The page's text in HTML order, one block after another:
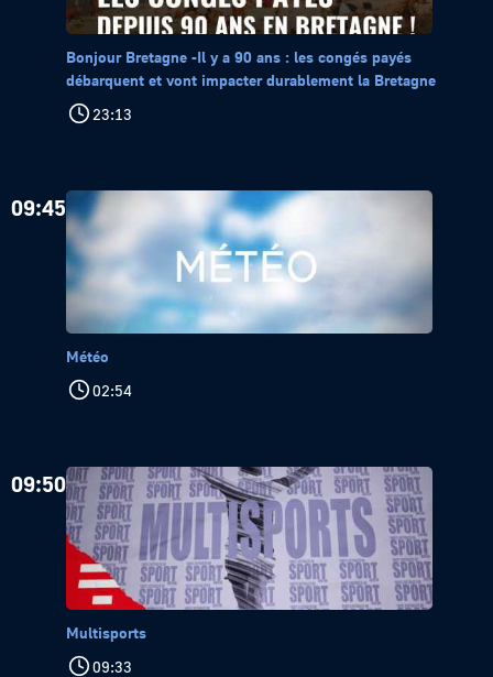
Bonjour Bretagne -Il y a 90 ans : les congés payés
débarquent et vont impacter durablement la Bretagne
23:13
09:45
Météo
02:54
09:50
Multisports
09:33